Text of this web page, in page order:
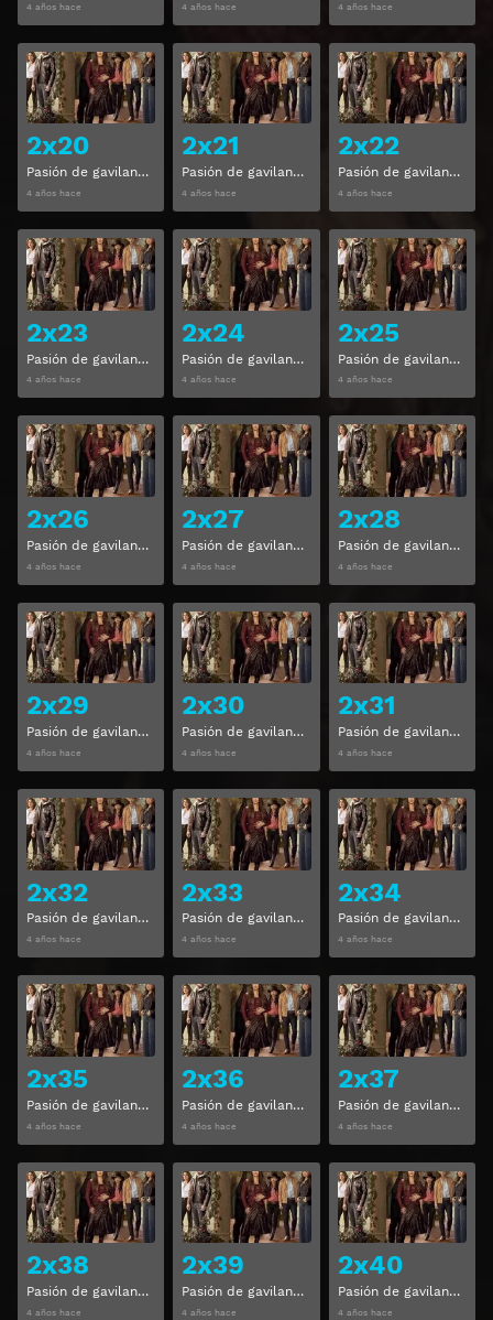
4 años hace 4 años hace 4 años hace
2x20
Pasión de gavilanes Temporada 2 Capitulo 20
4 años hace
Ver
2x21
Pasión de gavilanes Temporada 2 Capitulo 21
4 años hace
Ver
2x22
Pasión de gavilanes Temporada 2 Capitulo 22
4 años hace
2x23
Pasión de gavilanes Temporada 2 Capitulo 23
4 años hace
Ver
2x24
Pasión de gavilanes Temporada 2 Capitulo 24
4 años hace
Ver
2x25
Pasión de gavilanes Temporada 2 Capitulo 25
4 años hace
2x26
Pasión de gavilanes Temporada 2 Capitulo 26
4 años hace
Ver
2x27
Pasión de gavilanes Temporada 2 Capitulo 27
4 años hace
Ver
2x28
Pasión de gavilanes Temporada 2 Capitulo 28
4 años hace
2x29
Pasión de gavilanes Temporada 2 Capitulo 29
4 años hace
Ver
2x30
Pasión de gavilanes Temporada 2 Capitulo 30
4 años hace
Ver
2x31
Pasión de gavilanes Temporada 2 Capitulo 31
4 años hace
2x32
Pasión de gavilanes Temporada 2 Capitulo 32
4 años hace
Ver
2x33
Pasión de gavilanes Temporada 2 Capitulo 33
4 años hace
Ver
2x34
Pasión de gavilanes Temporada 2 Capitulo 34
4 años hace
2x35
Pasión de gavilanes Temporada 2 Capitulo 35
4 años hace
Ver
2x36
Pasión de gavilanes Temporada 2 Capitulo 36
4 años hace
Ver
2x37
Pasión de gavilanes Temporada 2 Capitulo 37
4 años hace
2x38
Pasión de gavilanes Temporada 2 Capitulo 38
4 años hace
Ver
2x39
Pasión de gavilanes Temporada 2 Capitulo 39
4 años hace
Ver
2x40
Pasión de gavilanes Temporada 2 Capitulo 40
4 años hace